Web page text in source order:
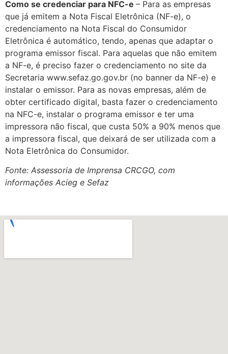
Como se credenciar para NFC-e – Para as empresas
que já emitem a Nota Fiscal Eletrônica (NF-e), o
credenciamento na Nota Fiscal do Consumidor
Eletrônica é automático, tendo, apenas que adaptar o
programa emissor fiscal. Para aquelas que não emitem
a NF-e, é preciso fazer o credenciamento no site da
Secretaria www.sefaz.go.gov.br (no banner da NF-e) e
instalar o emissor. Para as novas empresas, além de
obter certificado digital, basta fazer o credenciamento
na NFC-e, instalar o programa emissor e ter uma
impressora não fiscal, que custa 50% a 90% menos que
a impressora fiscal, que deixará de ser utilizada com a
Nota Eletrônica do Consumidor.
Fonte: Assessoria de Imprensa CRCGO, com
informações Acieg e Sefaz